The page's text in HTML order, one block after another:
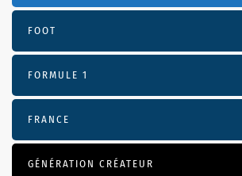
FOOT
FORMULE 1
FRANCE
GÉNÉRATION CRÉATEUR